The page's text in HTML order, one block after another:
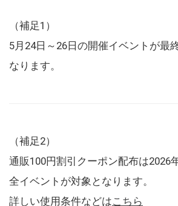
（補足1）
5月24日～26日の開催イベントが最
なります。
（補足2）
通販100円割引クーポン配布は2026
全イベントが対象となります。
詳しい使用条件などはこちら